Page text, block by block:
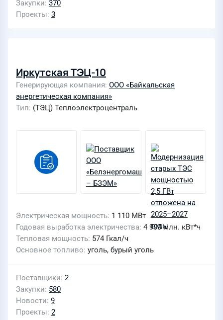
Закупки 370
Проекты 3
Иркутская ТЭЦ-10
Генерирующая компания ООО «Байкальская
энергетическая компания»
Тип (ТЭЦ) Теплоэлектроцентраль
Электрическая мощность 1 110 МВт
Годовая выработка электричества 4 900 млн. кВт*ч
Тепловая мощность 574 Гкал/ч
Основное топливо уголь, бурый уголь
Поставщики 2
Закупки 580
Новости 9
Проекты 2